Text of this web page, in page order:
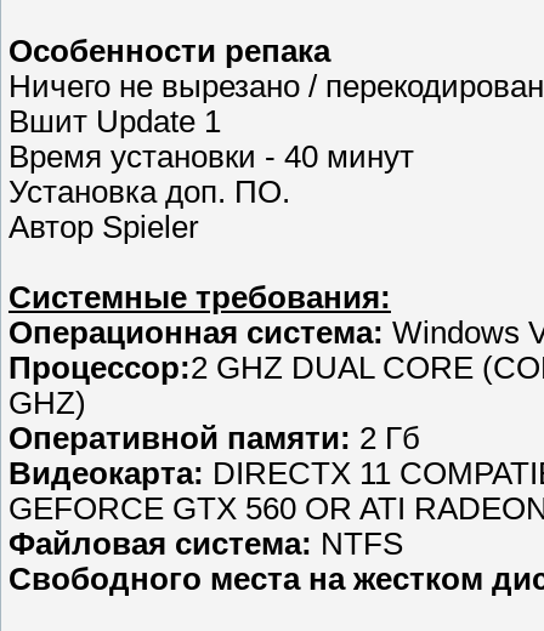
Особенности репака
Ничего не вырезано /
Вшит Update 1
Время установки - 40 минут
Установка доп. ПО.
Автор Spieler
Системные требования:
Операционная система: Windows
Процессор:2 GHZ DUAL CORE
GHZ)
Оперативной памяти: 2 Гб
Видеокарта: DIRECTX 11
GEFORCE GTX 560 OR ATI
Файловая система: NTFS
Свободного места на жестком